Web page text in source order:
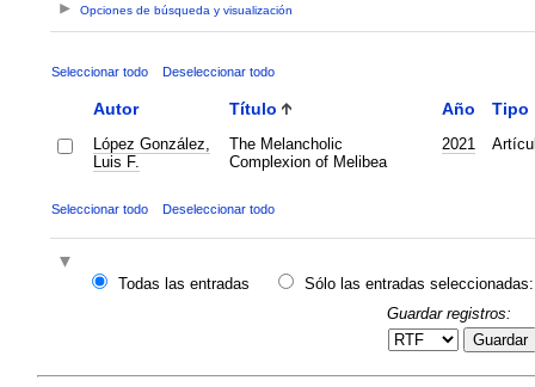
Opciones de búsqueda y visualización
Seleccionar todo Deseleccionar todo
Autor Título Año Tipo
López González,
Luis F.
The Melancholic
Complexion of Melibea
2021
Seleccionar todo Deseleccionar todo
Todas las entradas
Sólo las entradas seleccionadas:
Guardar registros:
Guardar